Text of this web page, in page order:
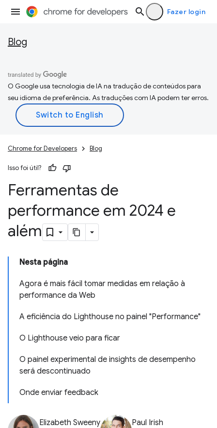
Fazer login
Blog
O Google usa tecnologia de IA na tradução de conteúdos para
seu idioma de preferência. As traduções com IA podem ter erros.
Chrome for Developers Blog
Isso foi útil?
Ferramentas de
performance em 2024 e
além
Nesta página
Agora é mais fácil tomar medidas em relação à
performance da Web
A eficiência do Lighthouse no painel "Performance"
O Lighthouse veio para ficar
O painel experimental de insights de desempenho
será descontinuado
Onde enviar feedback
Elizabeth Sweeny Paul Irish